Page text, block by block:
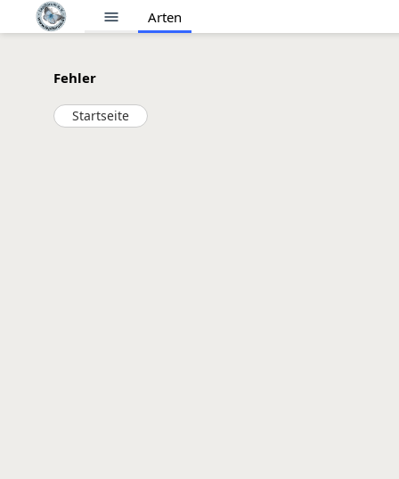
menu Arten
Fehler
Startseite